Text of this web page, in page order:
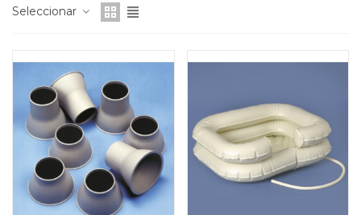
Seleccionar